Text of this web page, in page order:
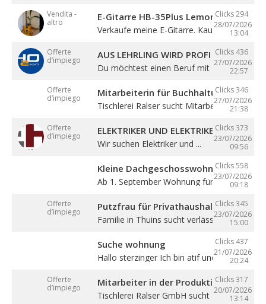
Vendita -
altro
Clicks 294
28/07/2026
13:04
E-Gitarre HB-35Plus Lemon
Verkaufe meine E-Gitarre. Kaum gespielt, ...
Offerte
d’impiego
Clicks 436
27/07/2026
22:57
AUS LEHRLING WIRD PROFI – STARTE
Du möchtest einen Beruf mit Zukunft
Offerte
d’impiego
Clicks 346
27/07/2026
21:38
Mitarbeiterin für Buchhaltung (m/w/d)
Tischlerei Ralser sucht Mitarbeiterin für ...
Offerte
d’impiego
Clicks 373
23/07/2026
09:56
ELEKTRIKER UND ELEKTRIKERLEHRLING
Wir suchen Elektriker und ...
Clicks 558
23/07/2026
09:18
Kleine Dachgeschosswohnung mit
Ab 1. September Wohnung für eine Person
Offerte
d’impiego
Clicks 345
23/07/2026
15:00
Putzfrau für Privathaushalt gesucht
Familie in Thuins sucht verlässliche ...
Clicks 437
21/07/2026
20:24
Suche wohnung
Hallo sterzinger Ich bin atif und komme aus
Offerte
d’impiego
Clicks 317
20/07/2026
13:14
Mitarbeiter in der Produktion (m/w/d)
Tischlerei Ralser GmbH sucht Mitarbeiter